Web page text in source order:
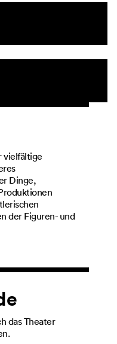
vielfältige
Dinge,
der Figuren- und
das Theater